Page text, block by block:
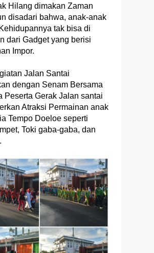
Hilang dimakan Zaman
disadari bahwa, anak-anak
tak bisa di
dari Gadget yang berisi
Impor.
Jalan Santai
dengan Senam Bersama
Peserta Gerak Jalan santai
Atraksi Permainan anak
Tempo Doeloe seperti
Toki gaba-gaba, dan